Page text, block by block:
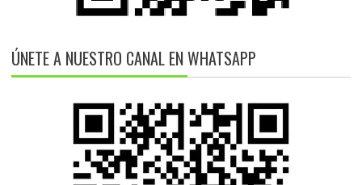
ÚNETE A NUESTRO CANAL EN WHATSAPP